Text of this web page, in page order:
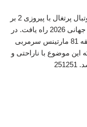
به گزارش سهام تجارت سینا؛ تیم ملی فوتبال پرتغال با پیروزی 2 بر
1 مقابل کرواسی به یک هشتم نهایی جام جهانی 2026 راه یافت. در
حالی که نتیجه بازی یک یک بود و در دقیقه 81 مارتینس سرمربی
این موضوع با ناراحتی و